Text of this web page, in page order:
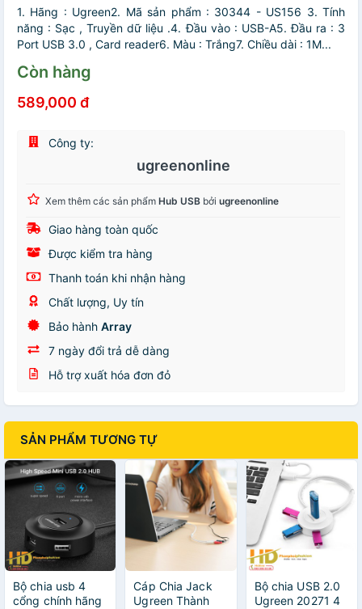
1. Hãng : Ugreen2. Mã sản phẩm : 30344 - US156 3. Tính
năng : Sạc , Truyền dữ liệu .4. Đầu vào : USB-A5. Đầu ra : 3
Port USB 3.0 , Card reader6. Màu : Trắng7. Chiều dài : 1M...
Còn hàng
589,000 đ
Công ty:
ugreenonline
Xem thêm các sản phẩm Hub USB bởi ugreenonline
Giao hàng toàn quốc
Được kiểm tra hàng
Thanh toán khi nhận hàng
Chất lượng, Uy tín
Bảo hành Array
7 ngày đổi trả dễ dàng
Hỗ trợ xuất hóa đơn đỏ
SẢN PHẨM TƯƠNG TỰ
Bộ chia usb 4
cổng chính hãng
Cáp Chia Jack
Ugreen Thành
Bộ chia USB 2.0
Ugreen 20271 4